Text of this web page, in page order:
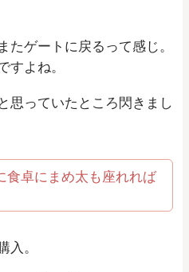
たゲートに戻るって感じ。
すよね。
思っていたところ閃きまし
食卓にまめ太も座れれば
入。